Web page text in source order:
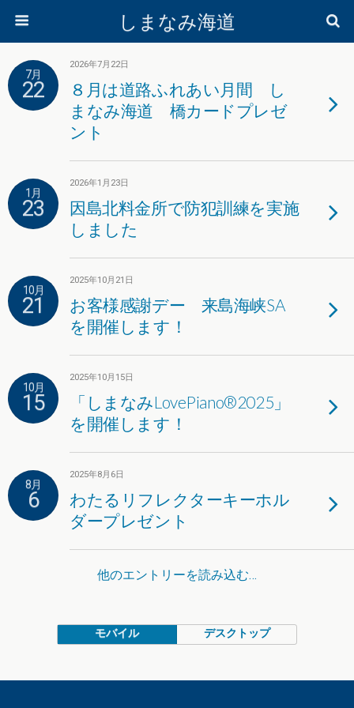
しまなみ海道
7月
22
2026年7月22日
８月は道路ふれあい月間 し
まなみ海道 橋カードプレゼ
ント
1月
23
2026年1月23日
因島北料金所で防犯訓練を実施
しました
10月
21
2025年10月21日
お客様感謝デー 来島海峡SA
を開催します！
10月
15
2025年10月15日
「しまなみLovePiano®2025」
を開催します！
8月
6
2025年8月6日
わたるリフレクターキーホル
ダープレゼント
他のエントリーを読み込む…
モバイル デスクトップ